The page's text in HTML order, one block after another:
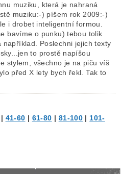
muziku, která je nahraná
muziku:-) píšem rok 2009:-)
i drobet inteligentní formou.
bavíme o punku) tebou tolik
například. Poslechni jejich texty
to prostě napíšou
stylem, všechno je na piču víš
před X lety bych řekl. Tak to
| 41-60 | 61-80 | 81-100 |101-